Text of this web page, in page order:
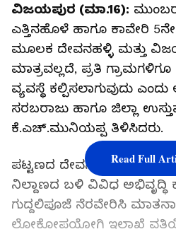
ವಿಜಯಪುರ (ಮಾ.16):
ಎತ್ತಿನಹೊಳೆ ಹಾಗೂ ಕಾವೇರಿ
ಮೂಲಕ ದೇವನಹಳ್ಳಿ ಮತ್ತು
ಮಾತ್ರವಲ್ಲದೆ, ಪ್ರತಿ
ವ್ಯವಸ್ಥೆ ಕಲ್ಪಿಸಲಾಗುವುದು
ಸರಬರಾಜು ಹಾಗೂ ಜಿಲ್ಲಾ
ಕೆ.ಎಚ್.ಮುನಿಯಪ್ಪ ತಿಳಿಸಿದರು.
ಪಟ್ಟಣದ ದೇವನಹಳ್ಳಿ ರಸ್ತೆಯ
ನಿಲ್ದಾಣದ ಬಳಿ ವಿವಿಧ ಅಭಿವೃದ್ಧಿ
ಗುದ್ದಲಿಪೂಜೆ ನೆರವೇರಿಸಿ
ಲೋಕೋಪಯೋಗಿ ಇಲಾಖೆ
Read Full